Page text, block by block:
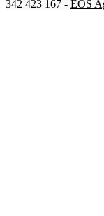
342 423 167 - EOS